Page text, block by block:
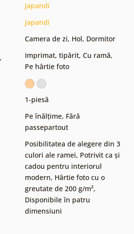
Japandi
Japandi
Camera de zi, Hol, Dormitor
Imprimat, tipărit, Cu ramă,
Pe hârtie foto
1-piesă
Pe înălțime, Fără
passepartout
Posibilitatea de alegere din 3
culori ale ramei, Potrivit ca și
cadou pentru interiorul
modern, Hârtie foto cu o
greutate de 200 g/m²,
Disponibile în patru
dimensiuni